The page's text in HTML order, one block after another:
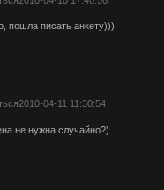
пошла писать анкету)))
2010-04-11 11:30:54
не нужна случайно?)